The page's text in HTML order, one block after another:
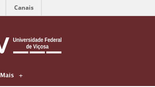
Canais
Mais